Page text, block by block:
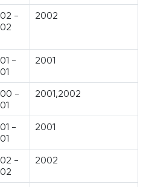
-
2002
-
2001
-
2001,2002
-
2001
-
2002